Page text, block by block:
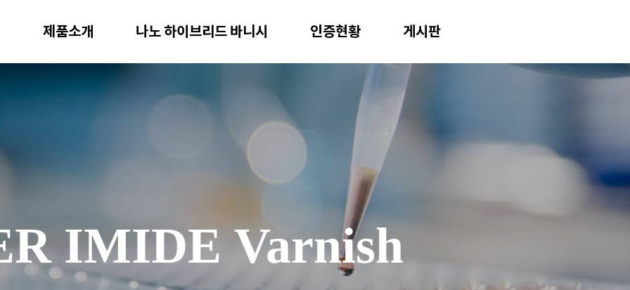
제품소개 나노 하이브리드 바니시 인증현황 게시판
IMIDE Varnish